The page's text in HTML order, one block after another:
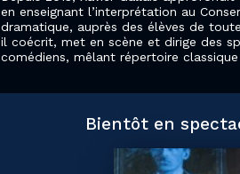
en enseignant l’interprétation au
dramatique, auprès des élèves de
il coécrit, met en scène et dirige des
comédiens, mêlant répertoire
Bientôt en